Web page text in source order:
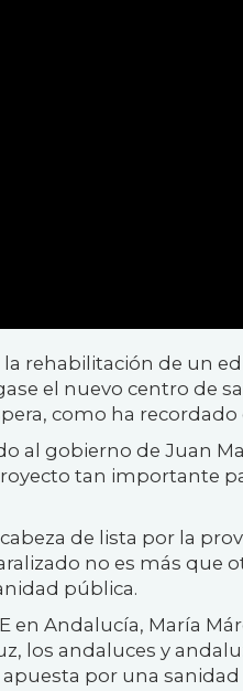
rehabilitación de un
el nuevo centro de
como ha recordado
al gobierno de Juan
tan importante
de lista por la
no es más que
pública.
en Andalucía, María
los andaluces y
por una